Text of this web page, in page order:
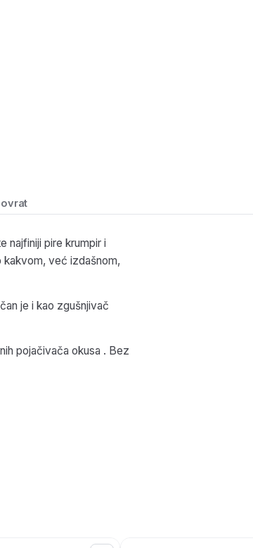
najfiniji pire krumpir i
kakvom, već izdašnom,
je i kao zgušnjivač
pojačivača okusa . Bez